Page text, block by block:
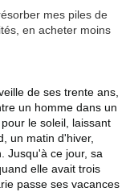
mes piles de
en acheter moins
de ses trente ans,
un homme dans un
le soleil, laissant
un matin d'hiver,
Jusqu'à ce jour, sa
elle avait trois
passe ses vacances